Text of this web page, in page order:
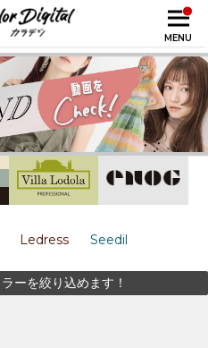
MENU
Ledress Seedil
ーを絞り込めます！